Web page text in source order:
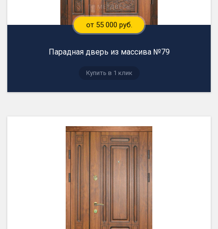
от 55 000 руб.
Парадная дверь из массива №79